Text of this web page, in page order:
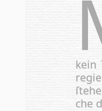
kein
che